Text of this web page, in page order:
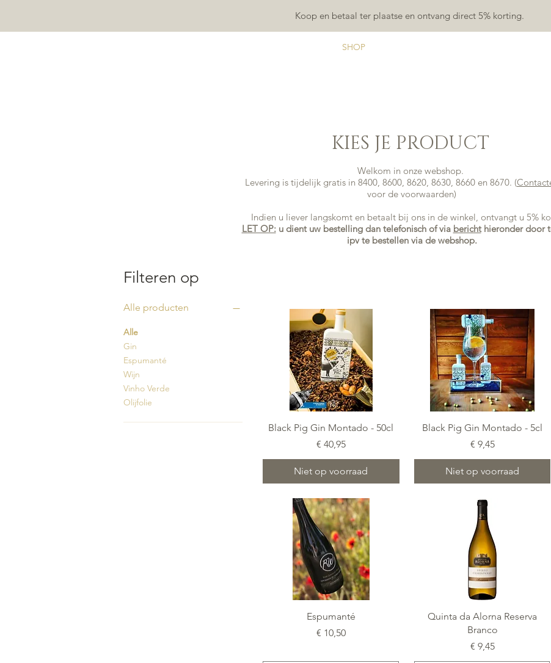
Koop en betaal ter plaatse en ontvang direct 5% korting.
SHOP
KIES JE PRODUCT
Welkom in onze webshop.
Levering is tijdelijk gratis in 8400, 8600, 8620, 8630, 8660 en 8670. (
voor de voorwaarden)
Indien u liever langskomt en betaalt bij ons in de winkel, ontvangt u 5%
LET OP:u dient uw bestelling dan telefonisch of via berichthieronder door
ipv te bestellen via de webshop.
Filteren op
Alle producten
Alle
Gin
Espumanté
Wijn
Vinho Verde
Olijfolie
Snel overzicht
Black Pig Gin Montado - 50cl
Prijs
€ 40,95
Niet op voorraad
Snel overzicht
Black Pig Gin Montado - 5cl
Prijs
€ 9,45
Niet op voorraad
Snel overzicht
Espumanté
Prijs
€ 10,50
Snel overzicht
Quinta da Alorna Reserva
Branco
Prijs
€ 9,45